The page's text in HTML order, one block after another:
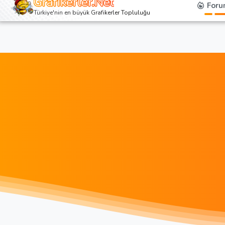
Türkiye'nin en büyük Grafikerler Topluluğu